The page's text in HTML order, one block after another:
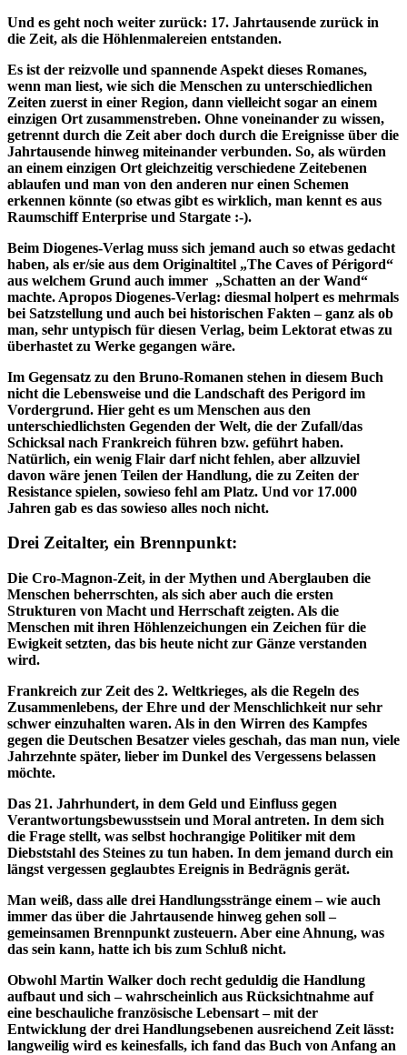
Und es geht noch weiter zurück: 17. Jahrtausende zurück in
die Zeit, als die Höhlenmalereien entstanden.
Es ist der reizvolle und spannende Aspekt dieses Romanes,
wenn man liest, wie sich die Menschen zu unterschiedlichen
Zeiten zuerst in einer Region, dann vielleicht sogar an einem
einzigen Ort zusammenstreben. Ohne voneinander zu wissen,
getrennt durch die Zeit aber doch durch die Ereignisse über die
Jahrtausende hinweg miteinander verbunden. So, als würden
an einem einzigen Ort gleichzeitig verschiedene Zeitebenen
ablaufen und man von den anderen nur einen Schemen
erkennen könnte (so etwas gibt es wirklich, man kennt es aus
Raumschiff Enterprise und Stargate :-).
Beim Diogenes-Verlag muss sich jemand auch so etwas gedacht
haben, als er/sie aus dem Originaltitel „The Caves of Périgord“
aus welchem Grund auch immer „Schatten an der Wand“
machte. Apropos Diogenes-Verlag: diesmal holpert es mehrmals
bei Satzstellung und auch bei historischen Fakten – ganz als ob
man, sehr untypisch für diesen Verlag, beim Lektorat etwas zu
überhastet zu Werke gegangen wäre.
Im Gegensatz zu den Bruno-Romanen stehen in diesem Buch
nicht die Lebensweise und die Landschaft des Perigord im
Vordergrund. Hier geht es um Menschen aus den
unterschiedlichsten Gegenden der Welt, die der Zufall/das
Schicksal nach Frankreich führen bzw. geführt haben.
Natürlich, ein wenig Flair darf nicht fehlen, aber allzuviel
davon wäre jenen Teilen der Handlung, die zu Zeiten der
Resistance spielen, sowieso fehl am Platz. Und vor 17.000
Jahren gab es das sowieso alles noch nicht.
Drei Zeitalter, ein Brennpunkt:
Die Cro-Magnon-Zeit, in der Mythen und Aberglauben die
Menschen beherrschten, als sich aber auch die ersten
Strukturen von Macht und Herrschaft zeigten. Als die
Menschen mit ihren Höhlenzeichungen ein Zeichen für die
Ewigkeit setzten, das bis heute nicht zur Gänze verstanden
wird.
Frankreich zur Zeit des 2. Weltkrieges, als die Regeln des
Zusammenlebens, der Ehre und der Menschlichkeit nur sehr
schwer einzuhalten waren. Als in den Wirren des Kampfes
gegen die Deutschen Besatzer vieles geschah, das man nun, viele
Jahrzehnte später, lieber im Dunkel des Vergessens belassen
möchte.
Das 21. Jahrhundert, in dem Geld und Einfluss gegen
Verantwortungsbewusstsein und Moral antreten. In dem sich
die Frage stellt, was selbst hochrangige Politiker mit dem
Diebststahl des Steines zu tun haben. In dem jemand durch ein
längst vergessen geglaubtes Ereignis in Bedrägnis gerät.
Man weiß, dass alle drei Handlungsstränge einem – wie auch
immer das über die Jahrtausende hinweg gehen soll –
gemeinsamen Brennpunkt zusteuern. Aber eine Ahnung, was
das sein kann, hatte ich bis zum Schluß nicht.
Obwohl Martin Walker doch recht geduldig die Handlung
aufbaut und sich – wahrscheinlich aus Rücksichtnahme auf
eine beschauliche französische Lebensart – mit der
Entwicklung der drei Handlungsebenen ausreichend Zeit lässt:
langweilig wird es keinesfalls, ich fand das Buch von Anfang an